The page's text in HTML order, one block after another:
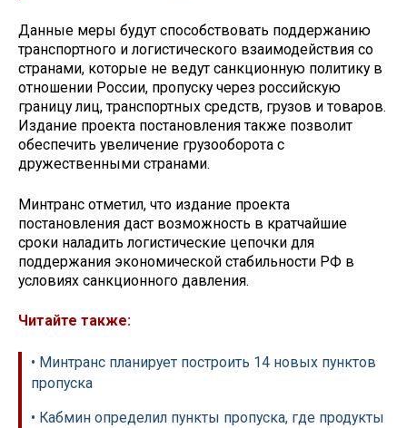
Данные меры будут способствовать поддержанию
транспортного ‎и логистического взаимодействия со
странами, которые не ведут санкционную политику в
отношении России, пропуску через российскую
границу лиц, транспортных средств, грузов и товаров.
Издание проекта постановления также позволит
обеспечить увеличение грузооборота с
дружественными странами.
Минтранс отметил, что издание проекта
постановления даст возможность в кратчайшие
сроки наладить логистические цепочки для
поддержания экономической стабильности РФ в
условиях санкционного давления.
Читайте также:
• Минтранс планирует построить 14 новых пунктов
пропуска
• Кабмин определил пункты пропуска, где продукты